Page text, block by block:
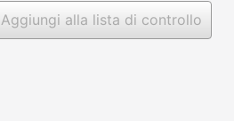
Aggiungi alla lista di controllo